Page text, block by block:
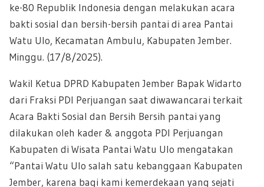
ke-80 Republik Indonesia dengan melakukan acara
bakti sosial dan bersih-bersih pantai di area Pantai
Watu Ulo, Kecamatan Ambulu, Kabupaten Jember.
Minggu. (17/8/2025).
Wakil Ketua DPRD Kabupaten Jember Bapak Widarto
dari Fraksi PDI Perjuangan saat diwawancarai terkait
Acara Bakti Sosial dan Bersih Bersih pantai yang
dilakukan oleh kader & anggota PDI Perjuangan
Kabupaten di Wisata Pantai Watu Ulo mengatakan
“Pantai Watu Ulo salah satu kebanggaan Kabupaten
Jember, karena bagi kami kemerdekaan yang sejati